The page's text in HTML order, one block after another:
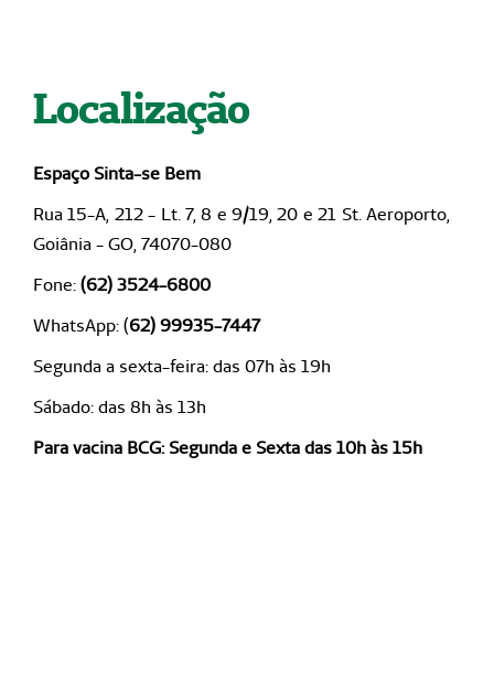
Localização
Espaço Sinta-se Bem
Rua 15-A, 212 - Lt. 7, 8 e 9/19, 20 e 21 St. Aeroporto,
Goiânia - GO, 74070-080
Fone:(62) 3524-6800
WhatsApp: (62) 99935-7447
Segunda a sexta-feira: das 07h às 19h
Sábado: das 8h às 13h
Para vacina BCG: Segunda e Sexta das 10h às 15h